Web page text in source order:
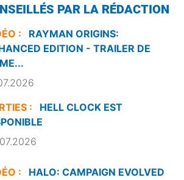
PAR LA RÉDACTION
:
RAYMAN ORIGINS:
EDITION - TRAILER DE
:
HELL CLOCK EST
:
HALO: CAMPAIGN EVOLVED